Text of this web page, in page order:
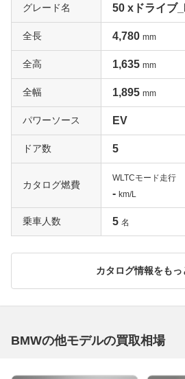
グレード名 50 xドライブ
全長 4,780 mm
全高 1,635 mm
全幅 1,895 mm
パワーソース EV
ドア数 5
カタログ燃費
WLTCモード走行
- km/L
乗車人数 5 名
カタログ情報をもっ
BMWの他モデルの買取相場